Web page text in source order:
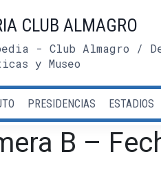
CLUB ALMAGRO
- Club Almagro /
y Museo
PRESIDENCIAS ESTADIOS
B –